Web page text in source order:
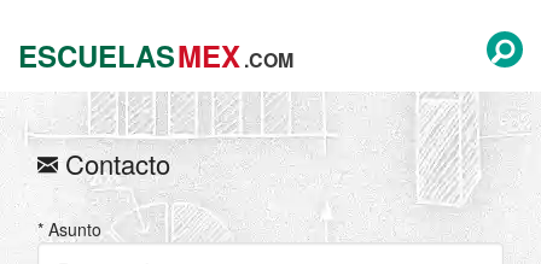
ESCUELASMEX.COM
Contacto
* Asunto